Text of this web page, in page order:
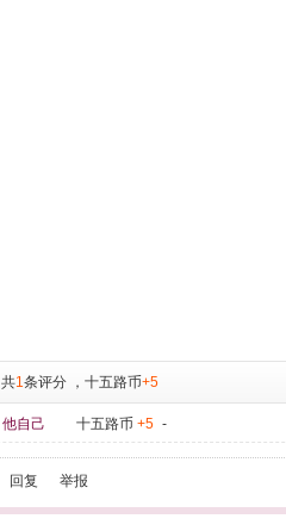
共1条评分 ， 十五路币+5
他自己 十五路币 +5 -
回复 举报